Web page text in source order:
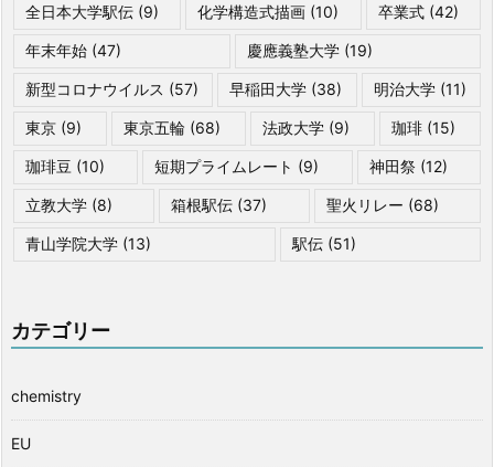
全日本大学駅伝 (9) 化学構造式描画 (10) 卒業式(42)
年末年始 (47) 慶應義塾大学(19)
新型コロナウイルス (57) 早稲田大学 (38) 明治大学(11)
東京 (9) 東京五輪 (68) 法政大学 (9) 珈琲 (15)
珈琲豆 (10) 短期プライムレート (9) 神田祭(12)
立教大学 (8) 箱根駅伝 (37) 聖火リレー (68)
青山学院大学 (13) 駅伝 (51)
カテゴリー
chemistry
EU